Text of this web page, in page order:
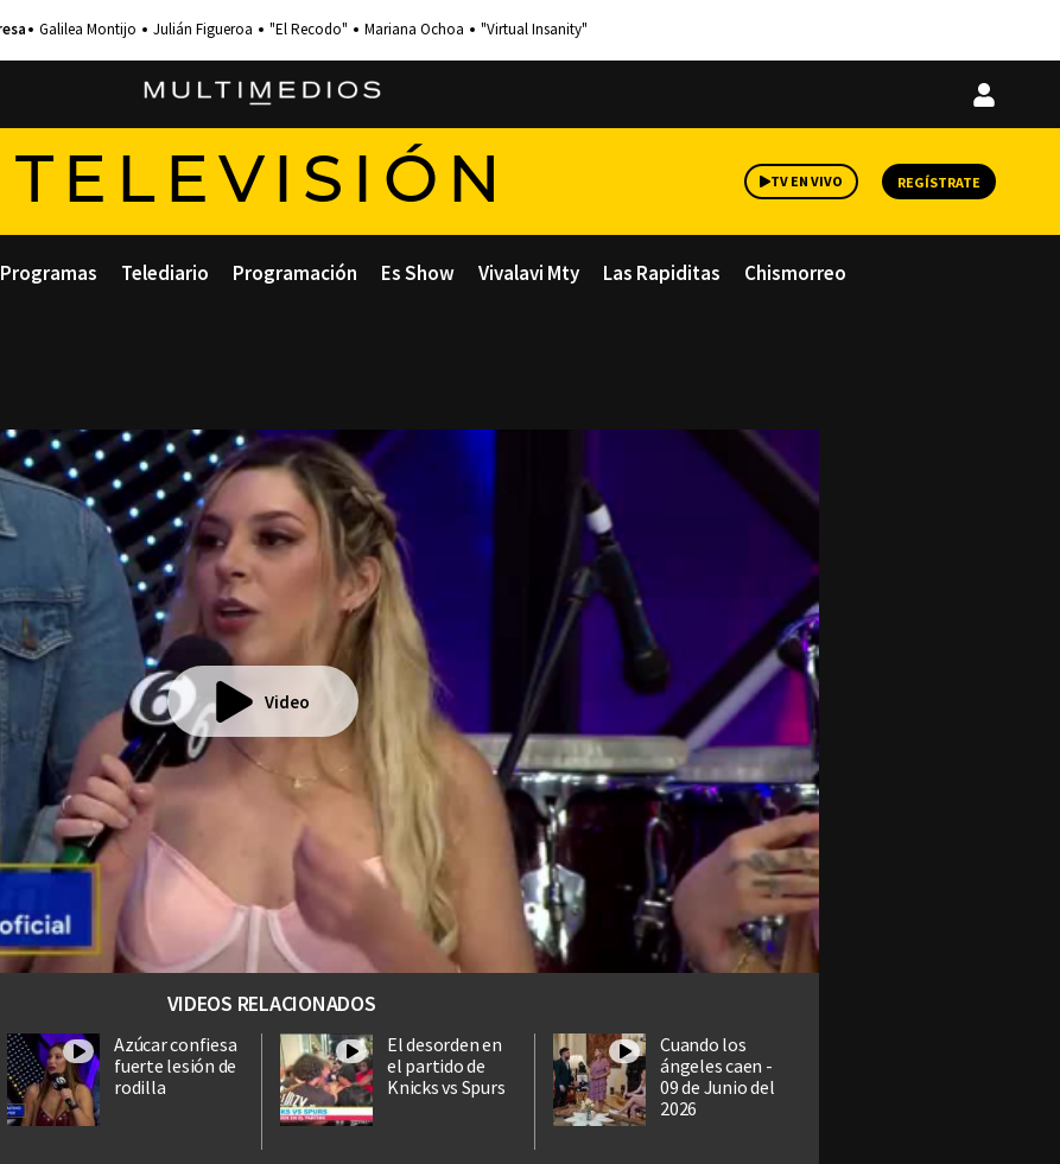
Galilea Montijo Julián Figueroa "El Recodo" Mariana Ochoa "Virtual Insanity"
Iniciar
TELEVISIÓN TV EN VIVO REGÍSTRATE
Programas Telediario Programación Es Show Vivalavi Mty Las Rapiditas Chismorreo
Video
VIDEOS RELACIONADOS
Azúcar confiesa
fuerte lesión de
rodilla
El desorden en
el partido de
Knicks vs Spurs
Cuando los
ángeles caen -
09 de Junio del
2026